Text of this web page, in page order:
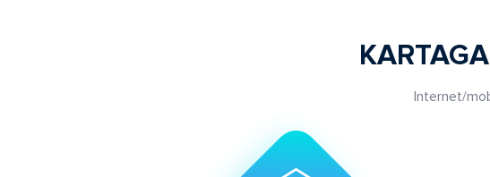
Internet/